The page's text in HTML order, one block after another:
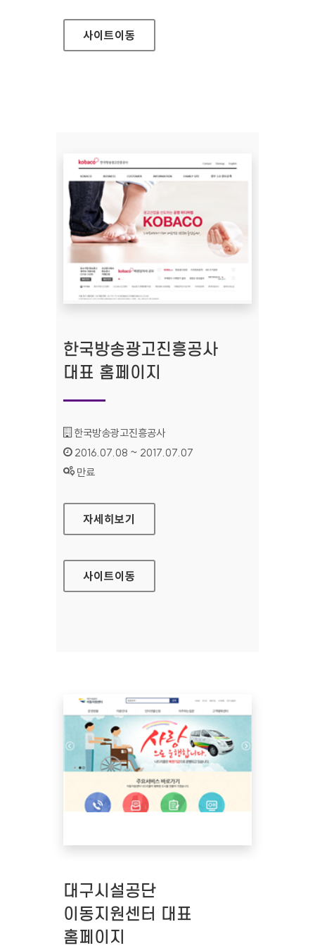
사이트이동
한국방송광고진흥공사
대표 홈페이지
기관명 :
한국방송광고진흥공사
인증기간 :
2016.07.08 ~ 2017.07.07
상태 :
만료
한국방송광고진흥공사 대표 홈페이지
자세히보기
사이트이동
대구시설공단
이동지원센터 대표
홈페이지